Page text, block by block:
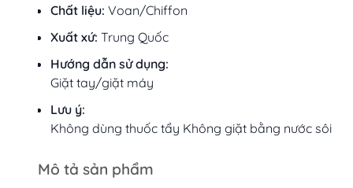
Chất liệu: Voan/Chiffon
Xuất xứ: Trung Quốc
Hướng dẫn sử dụng:
Giặt tay/giặt máy
Lưu ý:
Không dùng thuốc tẩy Không giặt bằng nước sôi
Mô tả sản phẩm